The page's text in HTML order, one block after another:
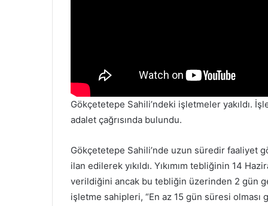
Gökçetetepe Sahili’ndeki işletmeler yakıldı.
adalet çağrısında bulundu.
Gökçetetepe Sahili’nde uzun süredir faaliyet
ilan edilerek yıkıldı. Yıkımım tebliğinin 14
verildiğini ancak bu tebliğin üzerinden 2 gün
işletme sahipleri, “En az 15 gün süresi olması